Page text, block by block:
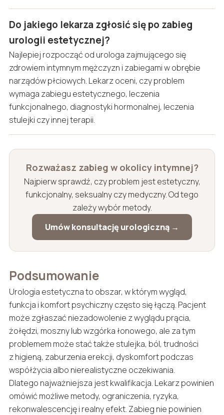
Do jakiego lekarza zgłosić się po zabieg
urologii estetycznej?
Najlepiej rozpocząć od urologa zajmującego się
zdrowiem intymnym mężczyzn i zabiegami w obrębie
narządów płciowych. Lekarz oceni, czy problem
wymaga zabiegu estetycznego, leczenia
funkcjonalnego, diagnostyki hormonalnej, leczenia
stulejki czy innej terapii.
Rozważasz zabieg w okolicy intymnej?
Najpierw sprawdź, czy problem jest estetyczny,
funkcjonalny, seksualny czy medyczny. Od tego
zależy wybór metody.
Umów konsultację urologiczną →
Podsumowanie
Urologia estetyczna to obszar, w którym wygląd,
funkcja i komfort psychiczny często się łączą. Pacjent
może zgłaszać niezadowolenie z wyglądu prącia,
żołędzi, moszny lub wzgórka łonowego, ale za tym
problemem może stać także stulejka, ból, trudności
z higieną, zaburzenia erekcji, dyskomfort podczas
współżycia albo nierealistyczne oczekiwania.
Dlatego najważniejsza jest kwalifikacja. Lekarz powinien
omówić możliwe metody, ograniczenia, ryzyka,
rekonwalescencję i realny efekt. Zabieg nie powinien